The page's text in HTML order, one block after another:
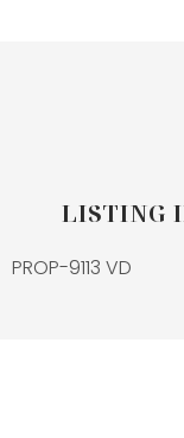
LISTING
PROP-9113 VD